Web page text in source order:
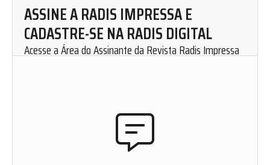
ASSINE A RADIS IMPRESSA E
CADASTRE-SE NA RADIS DIGITAL
Acesse a Área do Assinante da Revista Radis Impressa
ACESSAR ÁREA DO ASSINANTE